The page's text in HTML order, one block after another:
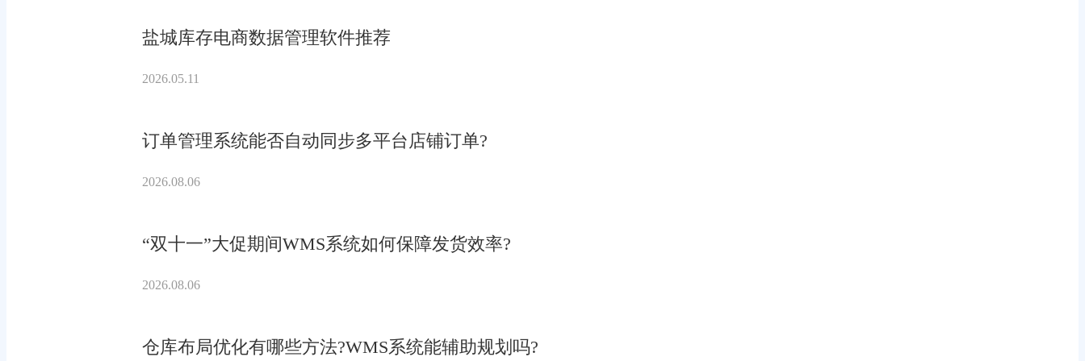
盐城库存电商数据管理软件推荐
2026.05.11
订单管理系统能否自动同步多平台店铺订单?
2026.08.06
“双十一”大促期间WMS系统如何保障发货效率?
2026.08.06
仓库布局优化有哪些方法?WMS系统能辅助规划吗?